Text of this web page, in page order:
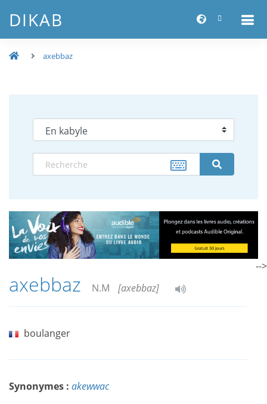
DIKAB
axebbaz
axebbaz N.M [axebbaz]
boulanger
Synonymes : akewwac
-->